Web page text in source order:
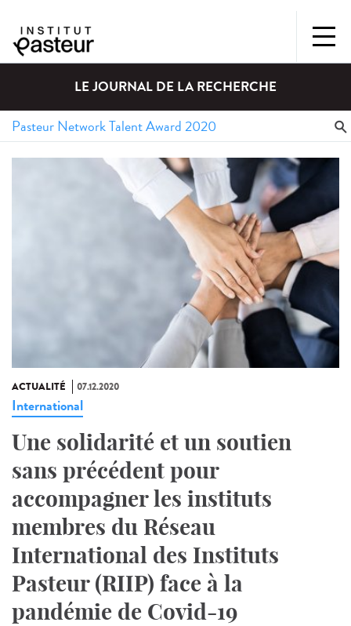
LE JOURNAL DE LA RECHERCHE
ACTUALITÉ 07.12.2020
International
Une solidarité et un soutien
sans précédent pour
accompagner les instituts
membres du Réseau
International des Instituts
Pasteur (RIIP) face à la
pandémie de Covid-19